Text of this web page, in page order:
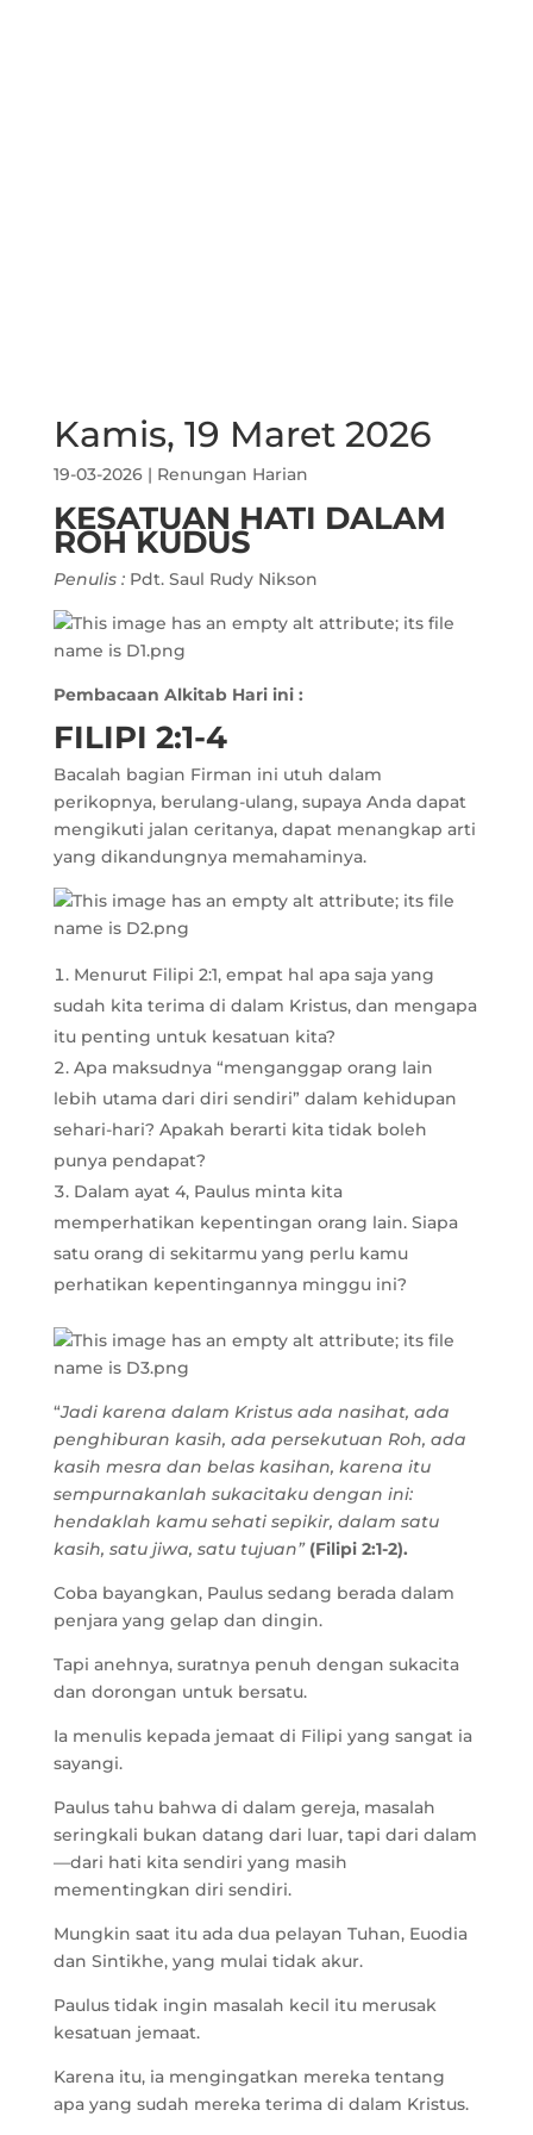
Kamis, 19 Maret 2026
19-03-2026| Renungan Harian
KESATUAN HATI DALAM
ROH KUDUS
Penulis : Pdt. Saul Rudy Nikson
Pembacaan Alkitab Hari ini :
FILIPI 2:1-4
Bacalah bagian Firman ini utuh dalam
perikopnya, berulang-ulang, supaya Anda dapat
mengikuti jalan ceritanya, dapat menangkap arti
yang dikandungnya memahaminya.
Menurut Filipi 2:1, empat hal apa saja yang
sudah kita terima di dalam Kristus, dan mengapa
itu penting untuk kesatuan kita?
Apa maksudnya “menganggap orang lain
lebih utama dari diri sendiri” dalam kehidupan
sehari-hari? Apakah berarti kita tidak boleh
punya pendapat?
Dalam ayat 4, Paulus minta kita
memperhatikan kepentingan orang lain. Siapa
satu orang di sekitarmu yang perlu kamu
perhatikan kepentingannya minggu ini?
“Jadi karena dalam Kristus ada nasihat, ada
penghiburan kasih, ada persekutuan Roh, ada
kasih mesra dan belas kasihan, karena itu
sempurnakanlah sukacitaku dengan ini:
hendaklah kamu sehati sepikir, dalam satu
kasih, satu jiwa, satu tujuan” (Filipi 2:1-2).
Coba bayangkan, Paulus sedang berada dalam
penjara yang gelap dan dingin.
Tapi anehnya, suratnya penuh dengan sukacita
dan dorongan untuk bersatu.
Ia menulis kepada jemaat di Filipi yang sangat ia
sayangi.
Paulus tahu bahwa di dalam gereja, masalah
seringkali bukan datang dari luar, tapi dari dalam
—dari hati kita sendiri yang masih
mementingkan diri sendiri.
Mungkin saat itu ada dua pelayan Tuhan, Euodia
dan Sintikhe, yang mulai tidak akur.
Paulus tidak ingin masalah kecil itu merusak
kesatuan jemaat.
Karena itu, ia mengingatkan mereka tentang
apa yang sudah mereka terima di dalam Kristus.